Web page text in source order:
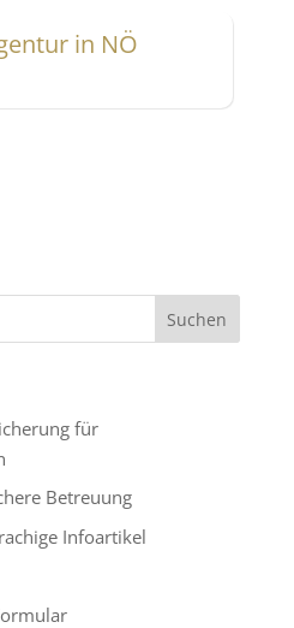
in NÖ
für
Betreuung
Infoartikel